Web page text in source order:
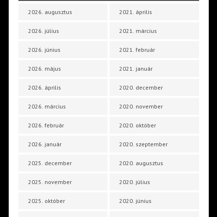
2026. augusztus
2026. július
2026. június
2026. május
2026. április
2026. március
2026. február
2026. január
2025. december
2025. november
2025. október
2021. április
2021. március
2021. február
2021. január
2020. december
2020. november
2020. október
2020. szeptember
2020. augusztus
2020. július
2020. június